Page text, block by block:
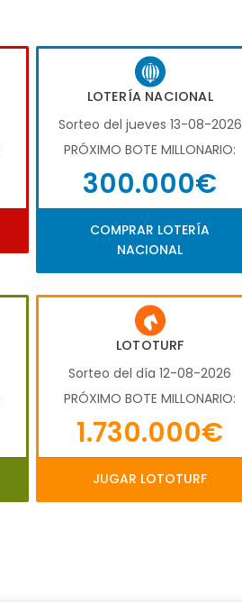
LOTERÍA NACIONAL
Sorteo del jueves 13-08-2026
PRÓXIMO BOTE MILLONARIO:
300.000€
COMPRAR LOTERÍA
NACIONAL
LOTOTURF
Sorteo del día 12-08-2026
PRÓXIMO BOTE MILLONARIO:
1.730.000€
JUGAR LOTOTURF